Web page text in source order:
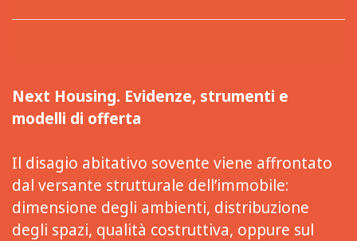
Next Housing. Evidenze, strumenti e
modelli di offerta
Il disagio abitativo sovente viene affrontato
dal versante strutturale dell’immobile:
dimensione degli ambienti, distribuzione
degli spazi, qualità costruttiva, oppure sul